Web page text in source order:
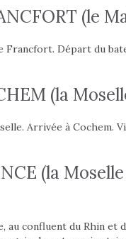
(le
Départ du
(la
Arrivée à Cochem.
(la
au confluent du Rhin et